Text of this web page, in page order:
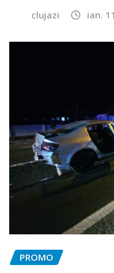
clujazi ian.
PROMO